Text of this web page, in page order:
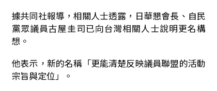
據共同社報導，相關人士透露，日華懇會長、自民
黨眾議員古屋圭司已向台灣相關人士說明更名構
想。
他表示，新的名稱「更能清楚反映議員聯盟的活動
宗旨與定位」。